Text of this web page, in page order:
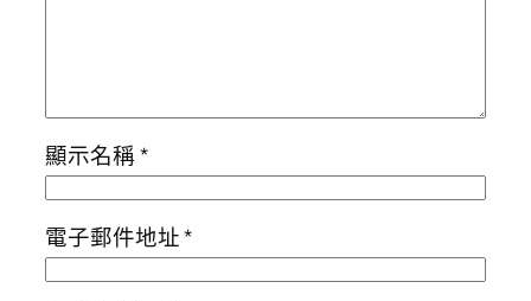
顯示名稱*
電子郵件地址*